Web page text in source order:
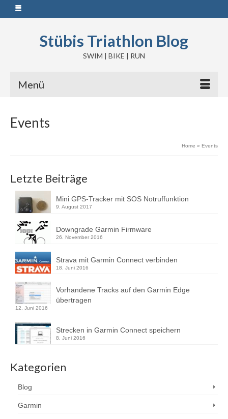
Stübis Triathlon Blog
SWIM | BIKE | RUN
Menü
Events
Home » Events
Letzte Beiträge
Mini GPS-Tracker mit SOS Notruffunktion
9. August 2017
Downgrade Garmin Firmware
26. November 2016
Strava mit Garmin Connect verbinden
18. Juni 2016
Vorhandene Tracks auf den Garmin Edge
übertragen
12. Juni 2016
Strecken in Garmin Connect speichern
8. Juni 2016
Kategorien
Blog
Garmin